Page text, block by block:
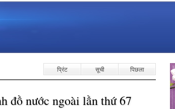
प्रिंट सूची पिछला
đồ nước ngoài lần thứ 67